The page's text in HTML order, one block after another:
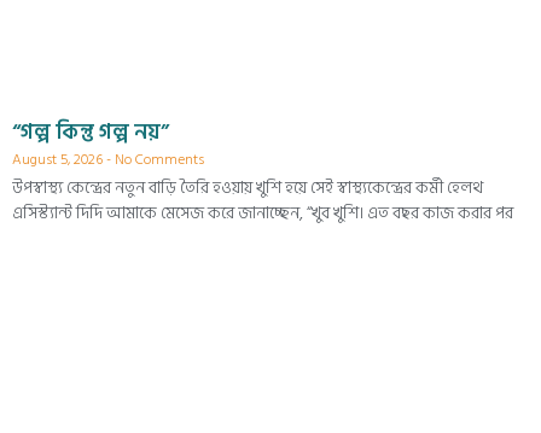
“গল্প কিন্তু গল্প নয়”
August 5, 2026 No Comments
উপস্বাস্থ্য কেন্দ্রের নতুন বাড়ি তৈরি হওয়ায় খুশি হয়ে সেই স্বাস্থ্যকেন্দ্রের কর্মী হেলথ
এসিস্ট্যান্ট দিদি আমাকে মেসেজ করে জানাচ্ছেন, “খুব খুশি। এত বছর কাজ করার পর